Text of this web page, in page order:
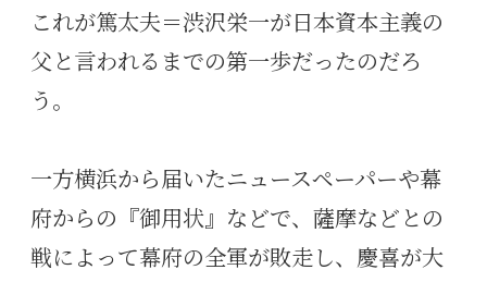
これが篤太夫＝渋沢栄一が日本資本主義の
父と言われるまでの第一歩だったのだろ
う。
一方横浜から届いたニュースペーパーや幕
府からの『御用状』などで、薩摩などとの
戦によって幕府の全軍が敗走し、慶喜が大